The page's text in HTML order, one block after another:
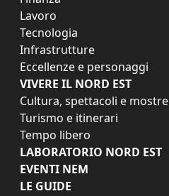
Lavoro
Tecnologia
Infrastrutture
Eccellenze e personaggi
VIVERE IL NORD EST
Cultura, spettacoli e mostre
Turismo e itinerari
Tempo libero
LABORATORIO NORD EST
EVENTI NEM
LE GUIDE